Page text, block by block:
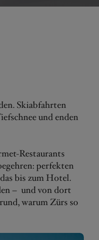
Skiabfahrten
und enden
Restaurants
perfekten
bis zum Hotel.
– und von dort
warum Zürs so